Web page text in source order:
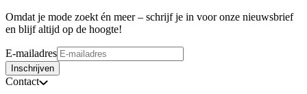
Omdat je mode zoekt én meer – schrijf je in voor onze nieuwsbrief
en blijf altijd op de hoogte!
E-mailadres
Inschrijven
Contact